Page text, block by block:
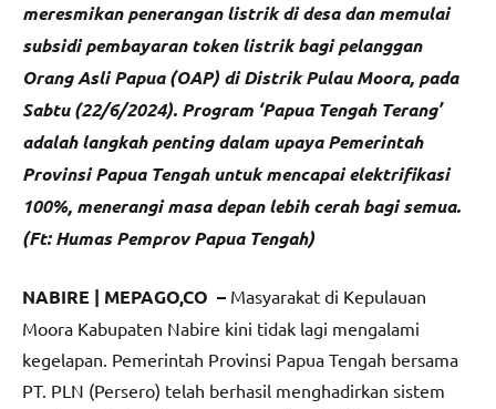
meresmikan penerangan listrik di desa dan memulai
subsidi pembayaran token listrik bagi pelanggan
Orang Asli Papua (OAP) di Distrik Pulau Moora, pada
Sabtu (22/6/2024). Program ‘Papua Tengah Terang’
adalah langkah penting dalam upaya Pemerintah
Provinsi Papua Tengah untuk mencapai elektrifikasi
100%, menerangi masa depan lebih cerah bagi semua.
(Ft: Humas Pemprov Papua Tengah)
NABIRE | MEPAGO,CO – Masyarakat di Kepulauan
Moora Kabupaten Nabire kini tidak lagi mengalami
kegelapan. Pemerintah Provinsi Papua Tengah bersama
PT. PLN (Persero) telah berhasil menghadirkan sistem